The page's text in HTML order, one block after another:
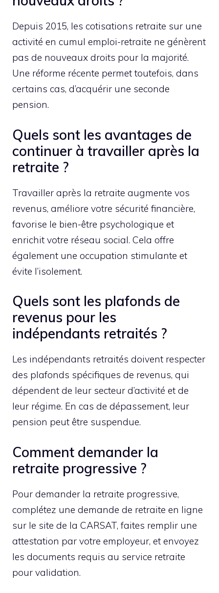
Depuis 2015, les cotisations retraite sur une
activité en cumul emploi-retraite ne génèrent
pas de nouveaux droits pour la majorité.
Une réforme récente permet toutefois, dans
certains cas, d’acquérir une seconde
pension.
Quels sont les avantages de
continuer à travailler après la
retraite ?
Travailler après la retraite augmente vos
revenus, améliore votre sécurité financière,
favorise le bien-être psychologique et
enrichit votre réseau social. Cela offre
également une occupation stimulante et
évite l’isolement.
Quels sont les plafonds de
revenus pour les
indépendants retraités ?
Les indépendants retraités doivent respecter
des plafonds spécifiques de revenus, qui
dépendent de leur secteur d’activité et de
leur régime. En cas de dépassement, leur
pension peut être suspendue.
Comment demander la
retraite progressive ?
Pour demander la retraite progressive,
complétez une demande de retraite en ligne
sur le site de la CARSAT, faites remplir une
attestation par votre employeur, et envoyez
les documents requis au service retraite
pour validation.